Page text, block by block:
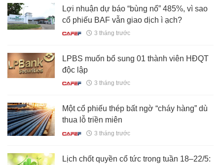
Lợi nhuận dự báo “bùng nổ” 485%, vì sao
cổ phiếu BAF vẫn giao dịch ì ạch?
3 tháng trước
LPBS muốn bổ sung 01 thành viên HĐQT
độc lập
3 tháng trước
Một cổ phiếu thép bất ngờ “cháy hàng” dù
thua lỗ triền miên
3 tháng trước
Lịch chốt quyền cổ tức trong tuần 18–22/5: